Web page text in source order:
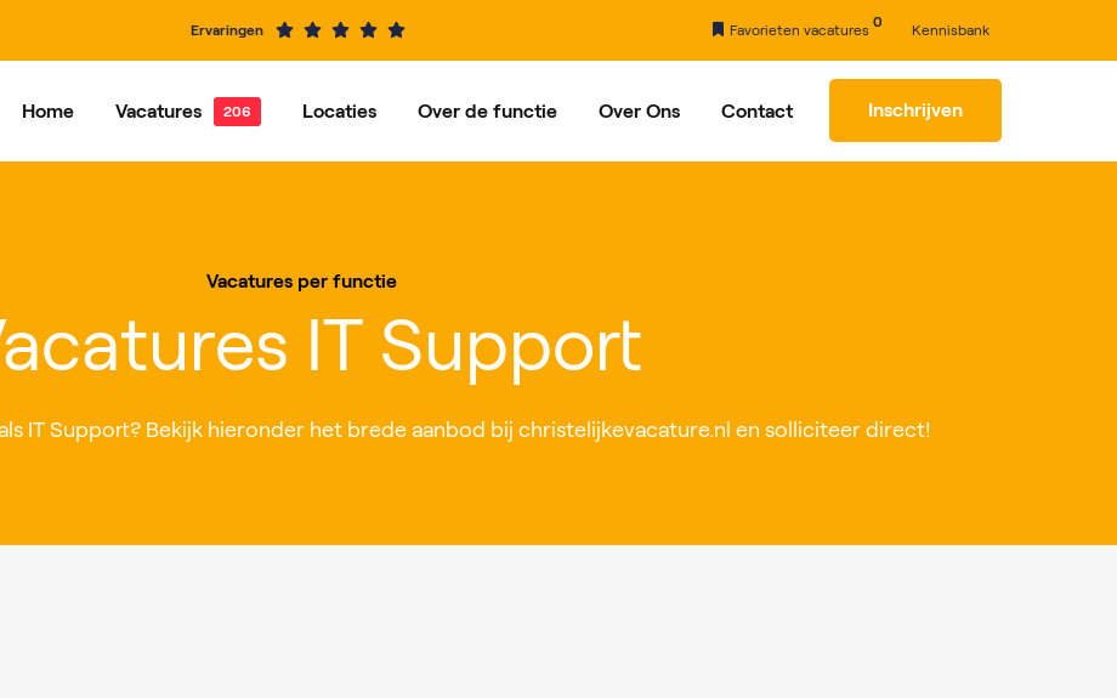
Ervaringen Favorieten vacatures
0
Kennisbank
Home Vacatures Locaties
Roosendaal Nieuwegein
Over de functie Over Ons Contact Inschrijven
Vacatures per functie
IT Support
IT Support? Bekijk hieronder het brede aanbod bij christelijkevacature.nl en solliciteer direct!